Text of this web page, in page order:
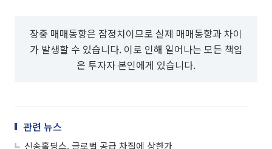
장중 매매동향은 잠정치이므로 실제 매매동향과 차이
가 발생할 수 있습니다. 이로 인해 일어나는 모든 책임
은 투자자 본인에게 있습니다.
관련 뉴스
신송홀딩스, 글로벌 공급 차질에 상한가